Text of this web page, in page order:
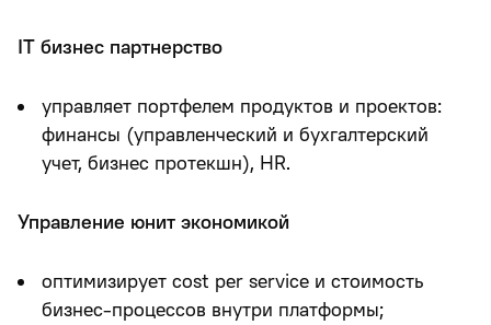
IT бизнес партнерство
управляет портфелем продуктов и проектов:
финансы (управленческий и бухгалтерский
учет, бизнес протекшн), HR.
Управление юнит экономикой
оптимизирует cost per service и стоимость
бизнес-процессов внутри платформы;